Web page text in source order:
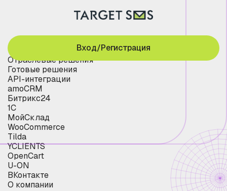
Отраслевые решения
Готовые решения
API-интеграции
amoCRM
Битрикс24
1С
МойСклад
WooCommerce
Tilda
YCLIENTS
OpenCart
U-ON
ВКонтакте
О компании
Вход/Регистрация